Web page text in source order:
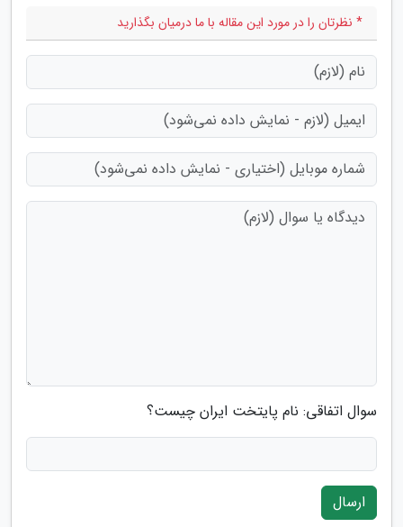
* نظرتان را در مورد این مقاله با ما درمیان بگذارید
سوال اتفاقی: نام پایتخت ایران چیست؟
ارسال